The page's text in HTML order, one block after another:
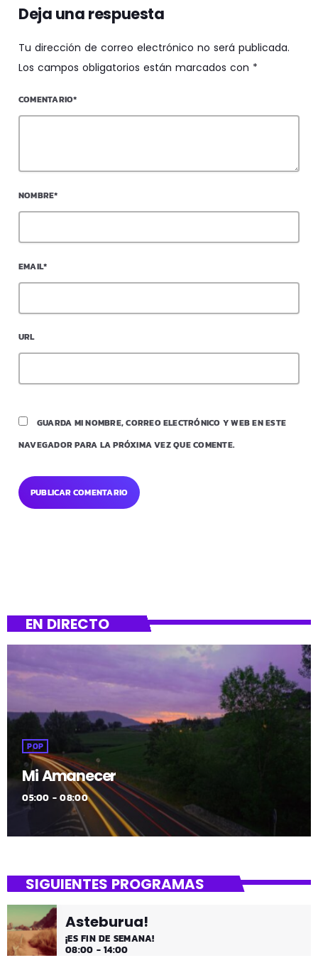
Deja una respuesta
Tu dirección de correo electrónico no será publicada.
Los campos obligatorios están marcados con *
COMENTARIO*
NOMBRE*
EMAIL*
URL
GUARDA MI NOMBRE, CORREO ELECTRÓNICO Y WEB EN ESTE
NAVEGADOR PARA LA PRÓXIMA VEZ QUE COMENTE.
EN DIRECTO
POP
Mi Amanecer
05:00 - 08:00
SIGUIENTES PROGRAMAS
Asteburua!
¡ES FIN DE SEMANA!
08:00 - 14:00